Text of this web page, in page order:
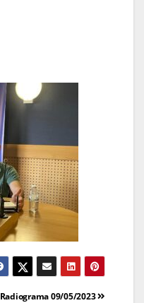
Radiograma 09/05/2023